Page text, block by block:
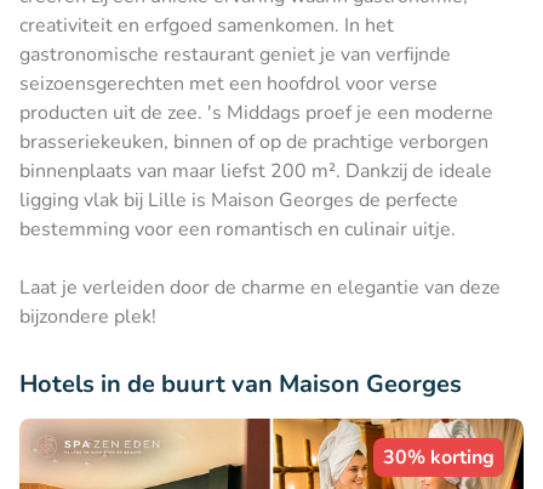
creativiteit en erfgoed samenkomen. In het
gastronomische restaurant geniet je van verfijnde
seizoensgerechten met een hoofdrol voor verse
producten uit de zee. 's Middags proef je een moderne
brasseriekeuken, binnen of op de prachtige verborgen
binnenplaats van maar liefst 200 m². Dankzij de ideale
ligging vlak bij Lille is Maison Georges de perfecte
bestemming voor een romantisch en culinair uitje.
Laat je verleiden door de charme en elegantie van deze
bijzondere plek!
Hotels in de buurt van Maison Georges
30% korting